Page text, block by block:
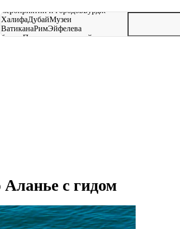
мероприятий и городовБурдж-
ХалифаДубайМузеи
ВатиканаРимЭйфелева
башняПарижмероприятий и
Аланье с гидом